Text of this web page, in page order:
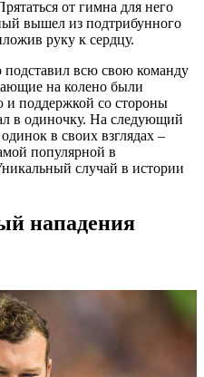
от гимна для него
вышел из подтрибунного
руку к сердцу.
всю свою команду
на колено были
и поддержкой со стороны
в одиночку. На следующий
в своих взглядах –
популярной в
случай в истории
нападения